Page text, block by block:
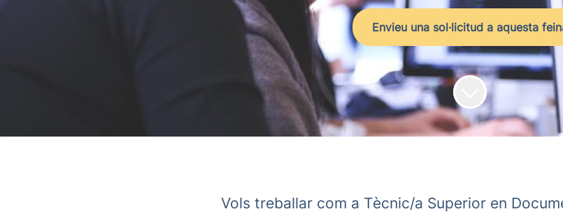
Envieu una sol·licitud a aquesta
Vols treballar com a Tècnic/a Superior en